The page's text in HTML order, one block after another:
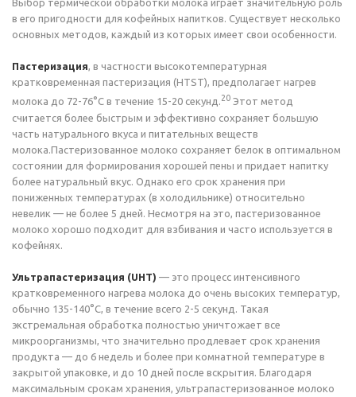
Выбор термической обработки молока играет значительную роль
в его пригодности для кофейных напитков. Существует несколько
основных методов, каждый из которых имеет свои особенности.
Пастеризация, в частности высокотемпературная
кратковременная пастеризация (HTST), предполагает нагрев
молока до 72-76°C в течение 15-20 секунд.20 Этот метод
считается более быстрым и эффективно сохраняет большую
часть натурального вкуса и питательных веществ
молока.Пастеризованное молоко сохраняет белок в оптимальном
состоянии для формирования хорошей пены и придает напитку
более натуральный вкус. Однако его срок хранения при
пониженных температурах (в холодильнике) относительно
невелик — не более 5 дней. Несмотря на это, пастеризованное
молоко хорошо подходит для взбивания и часто используется в
кофейнях.
Ультрапастеризация (UHT) — это процесс интенсивного
кратковременного нагрева молока до очень высоких температур,
обычно 135-140°C, в течение всего 2-5 секунд. Такая
экстремальная обработка полностью уничтожает все
микроорганизмы, что значительно продлевает срок хранения
продукта — до 6 недель и более при комнатной температуре в
закрытой упаковке, и до 10 дней после вскрытия. Благодаря
максимальным срокам хранения, ультрапастеризованное молоко